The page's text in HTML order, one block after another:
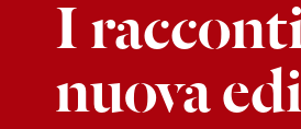
I
nuova